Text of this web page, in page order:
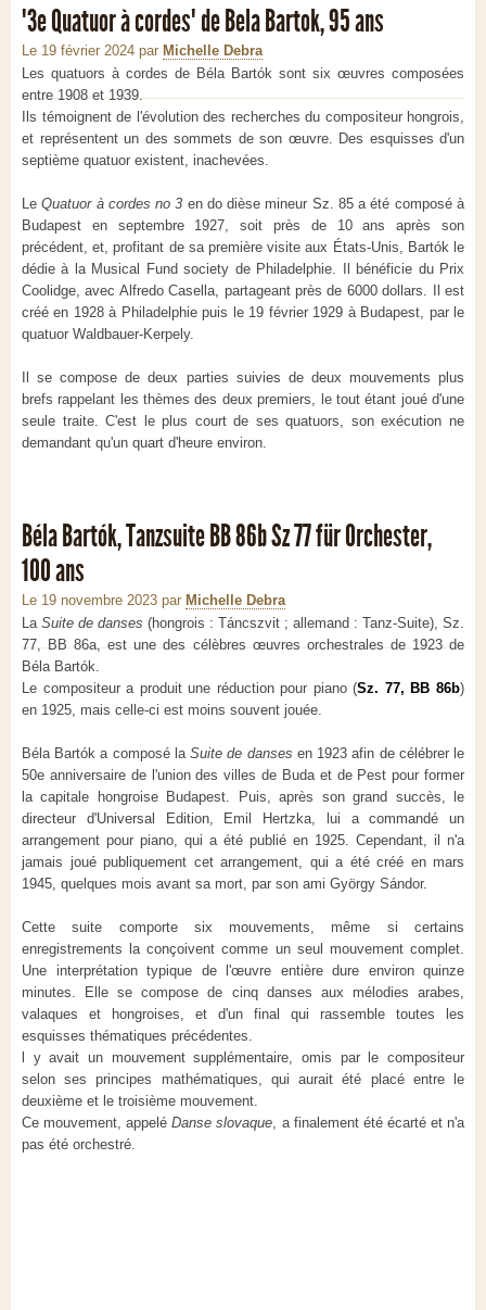
"3e Quatuor à cordes" de Bela Bartok, 95 ans
Le 19 février 2024 par Michelle Debra
Les quatuors à cordes de Béla Bartók sont six œuvres composées
entre 1908 et 1939.
Ils témoignent de l'évolution des recherches du compositeur hongrois,
et représentent un des sommets de son œuvre. Des esquisses d'un
septième quatuor existent, inachevées.
LeQuatuor à cordes no 3 en do dièse mineur Sz. 85 a été composé à
Budapest en septembre 1927, soit près de 10 ans après son
précédent, et, profitant de sa première visite aux États-Unis, Bartók le
dédie à la Musical Fund society de Philadelphie. Il bénéficie du Prix
Coolidge, avec Alfredo Casella, partageant près de 6000 dollars. Il est
créé en 1928 à Philadelphie puis le 19 février 1929 à Budapest, par le
quatuor Waldbauer-Kerpely.
Il se compose de deux parties suivies de deux mouvements plus
brefs rappelant les thèmes des deux premiers, le tout étant joué d'une
seule traite. C'est le plus court de ses quatuors, son exécution ne
demandant qu'un quart d'heure environ.
Béla Bartók, Tanzsuite BB 86b Sz 77 für Orchester,
100 ans
Le 19 novembre 2023 par Michelle Debra
La Suite de danses (hongrois : Táncszvit ; allemand : Tanz-Suite), Sz.
77, BB 86a, est une des célèbres œuvres orchestrales de 1923 de
Béla Bartók.
Le compositeur a produit une réduction pour piano (Sz. 77, BB 86b)
en 1925, mais celle-ci est moins souvent jouée.
Béla Bartók a composé laSuite de danses en 1923 afin de célébrer le
50e anniversaire de l'union des villes de Buda et de Pest pour former
la capitale hongroise Budapest. Puis, après son grand succès, le
directeur d'Universal Edition, Emil Hertzka, lui a commandé un
arrangement pour piano, qui a été publié en 1925. Cependant, il n'a
jamais joué publiquement cet arrangement, qui a été créé en mars
1945, quelques mois avant sa mort, par son ami György Sándor.
Cette suite comporte six mouvements, même si certains
enregistrements la conçoivent comme un seul mouvement complet.
Une interprétation typique de l'œuvre entière dure environ quinze
minutes. Elle se compose de cinq danses aux mélodies arabes,
valaques et hongroises, et d'un final qui rassemble toutes les
esquisses thématiques précédentes.
l y avait un mouvement supplémentaire, omis par le compositeur
selon ses principes mathématiques, qui aurait été placé entre le
deuxième et le troisième mouvement.
Ce mouvement, appeléDanse slovaque, a finalement été écarté et n'a
pas été orchestré.